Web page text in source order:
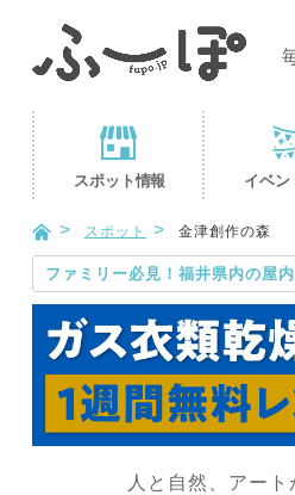
スポット情報 イベン
スポット 金津創作の森
ファミリー必見！福井県内の屋
人と自然、アー